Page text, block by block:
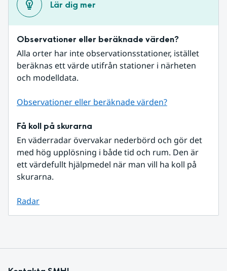
Lär dig mer
Observationer eller beräknade värden?
Alla orter har inte observationsstationer, istället
beräknas ett värde utifrån stationer i närheten
och modelldata.
Observationer eller beräknade värden?
Få koll på skurarna
En väderradar övervakar nederbörd och gör det
med hög upplösning i både tid och rum. Den är
ett värdefullt hjälpmedel när man vill ha koll på
skurarna.
Radar